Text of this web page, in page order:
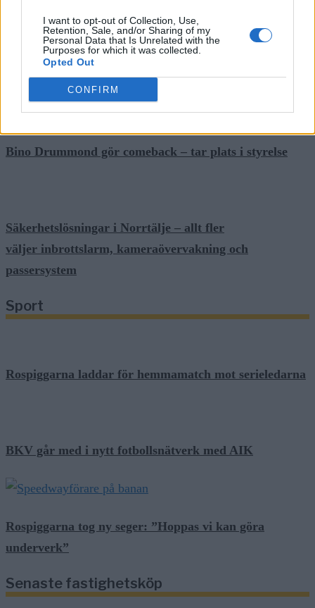
I want to opt-out of Collection, Use,
Retention, Sale, and/or Sharing of my
Personal Data that Is Unrelated with the
Purposes for which it was collected.
Opted Out
CONFIRM
Så många är långtidsarbetslösa i Norrtälje
Bino Drummond gör comeback – tar plats i styrelse
Säkerhetslösningar i Norrtälje – allt fler
väljer inbrottslarm, kameraövervakning och
passersystem
Sport
Rospiggarna laddar för hemmamatch mot serieledarna
BKV går med i nytt fotbollsnätverk med AIK
Rospiggarna tog ny seger: ”Hoppas vi kan göra
underverk”
Senaste fastighetsköp